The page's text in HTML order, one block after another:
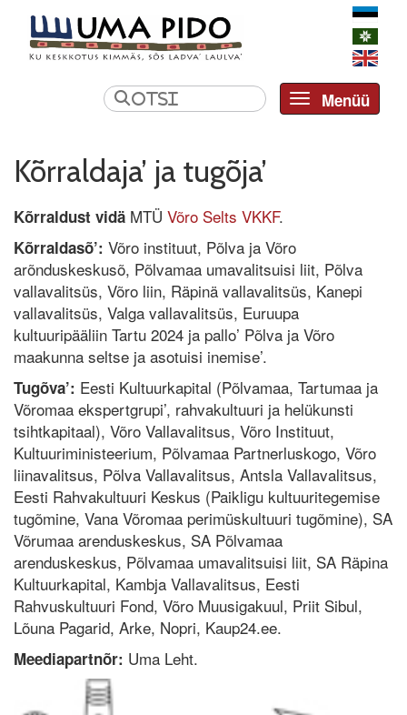
Toggle
Menüü
Kõrraldaja’ ja tugõja’
Kõrraldust vidä MTÜ Võro Selts VKKF.
Kõrraldasõ’: Võro instituut, Põlva ja Võro
arõnduskeskusõ, Põlvamaa umavalitsuisi liit, Põlva
vallavalitsüs, Võro liin, Räpinä vallavalitsüs, Kanepi
vallavalitsüs, Valga vallavalitsüs, Euruupa
kultuuripääliin Tartu 2024 ja pallo’ Põlva ja Võro
maakunna seltse ja asotuisi inemise’.
Tugõva’: Eesti Kultuurkapital (Põlvamaa, Tartumaa ja
Võromaa ekspertgrupi’, rahvakultuuri ja helükunsti
tsihtkapitaal), Võro Vallavalitsus, Võro Instituut,
Kultuuriministeerium, Põlvamaa Partnerluskogo, Võro
liinavalitsus, Põlva Vallavalitsus, Antsla Vallavalitsus,
Eesti Rahvakultuuri Keskus (Paikligu kultuuritegemise
tugõmine, Vana Võromaa perimüskultuuri tugõmine), SA
Võrumaa arenduskeskus, SA Põlvamaa
arenduskeskus, Põlvamaa umavalitsuisi liit, SA Räpina
Kultuurkapital, Kambja Vallavalitsus, Eesti
Rahvuskultuuri Fond, Võro Muusigakuul, Priit Sibul,
Lõuna Pagarid, Arke, Nopri, Kaup24.ee.
Meediapartnõr: Uma Leht.